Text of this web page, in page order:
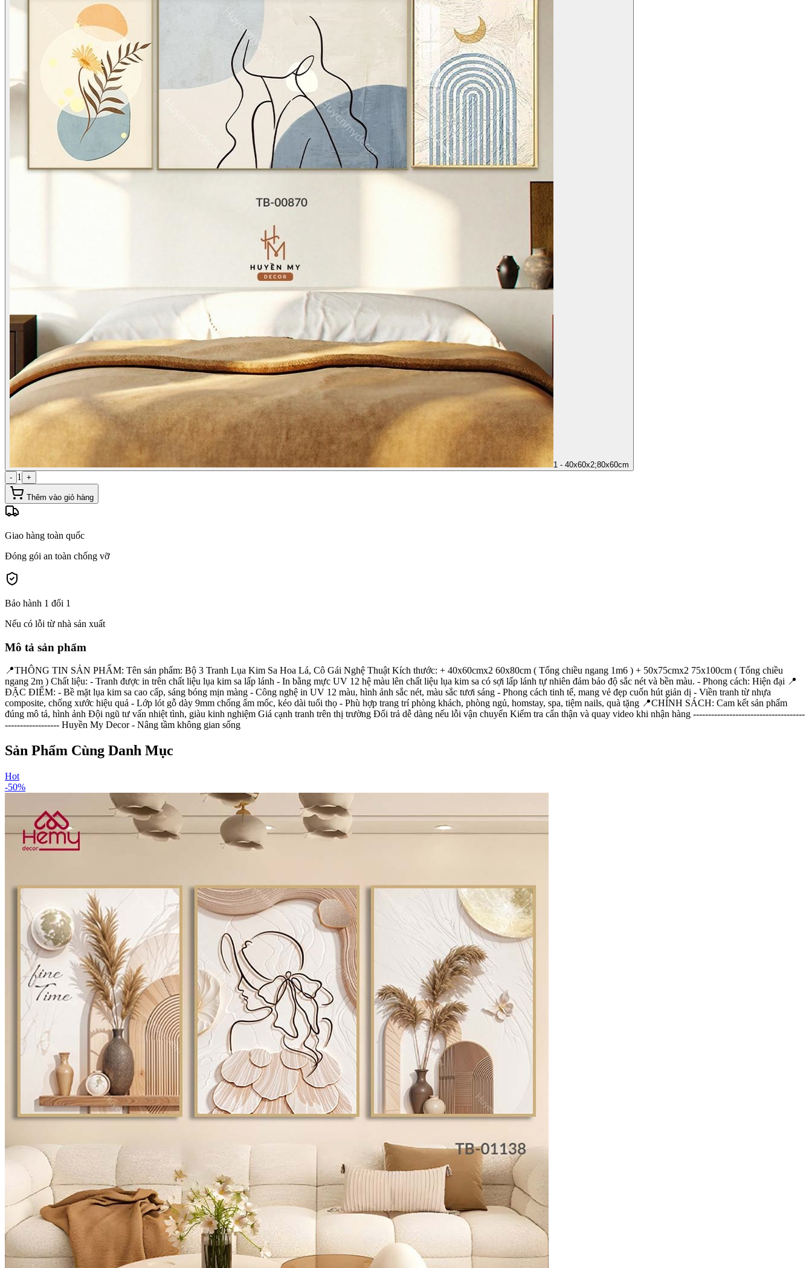
1 - 40x60x2;80x60cm
- 1 +
Thêm vào giỏ hàng
Giao hàng toàn quốc
Đóng gói an toàn chống vỡ
Bảo hành 1 đổi 1
Nếu có lỗi từ nhà sản xuất
Mô tả sản phẩm
📍THÔNG TIN SẢN PHẨM: Tên sản phẩm: Bộ 3 Tranh Lụa Kim Sa Hoa Lá, Cô Gái Nghệ Thuật Kích thước: + 40x60cmx2 60x80cm ( Tổng chiều ngang 1m6 ) + 50x75cmx2 75x100cm ( Tổng chiều
ngang 2m ) Chất liệu: - Tranh được in trên chất liệu lụa kim sa lấp lánh - In bằng mực UV 12 hệ màu lên chất liệu lụa kim sa có sợi lấp lánh tự nhiên đảm bảo độ sắc nét và bền màu. - Phong cách: Hiện đại 📍
ĐẶC ĐIỂM: - Bề mặt lụa kim sa cao cấp, sáng bóng mịn màng - Công nghệ in UV 12 màu, hình ảnh sắc nét, màu sắc tươi sáng - Phong cách tinh tế, mang vẻ đẹp cuốn hút giản dị - Viền tranh từ nhựa
composite, chống xước hiệu quả - Lớp lót gỗ dày 9mm chống ẩm mốc, kéo dài tuổi thọ - Phù hợp trang trí phòng khách, phòng ngủ, homstay, spa, tiệm nails, quà tặng 📍CHÍNH SÁCH: Cam kết sản phẩm
đúng mô tả, hình ảnh Đội ngũ tư vấn nhiệt tình, giàu kinh nghiệm Giá cạnh tranh trên thị trường Đổi trả dễ dàng nếu lỗi vận chuyển Kiểm tra cẩn thận và quay video khi nhận hàng -------------------------------------
------------------ Huyền My Decor - Nâng tầm không gian sống
Sản Phẩm Cùng Danh Mục
Hot
-50%